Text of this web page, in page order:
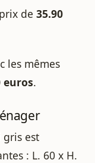
de 35.90
les mêmes
euros.
gris est
: L. 60 x H.